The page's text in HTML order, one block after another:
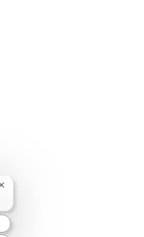
Chatbot-Benachrichtigung schließen